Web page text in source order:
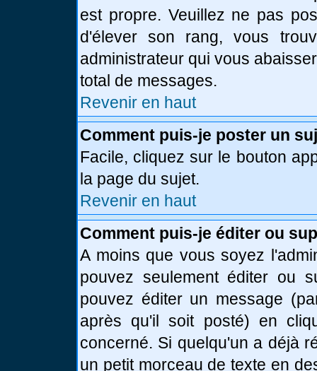
est propre. Veuillez ne pas
d'élever son rang, vous
administrateur qui vous
total de messages.
Revenir en haut
Comment puis-je poster un
Facile, cliquez sur le bouton
la page du sujet.
Revenir en haut
Comment puis-je éditer ou
A moins que vous soyez
pouvez seulement éditer ou
pouvez éditer un message
après qu'il soit posté) en
concerné. Si quelqu'un a déjà
un petit morceau de texte en